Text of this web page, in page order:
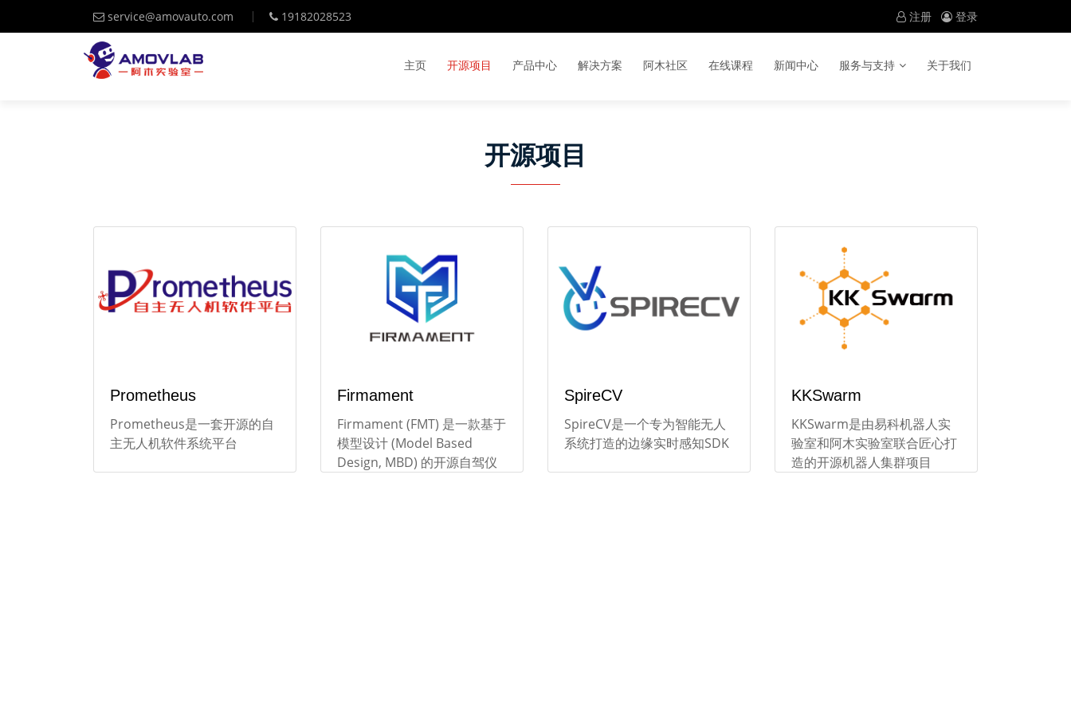
service@amovauto.com 19182028523 注册 登录
主页 开源项目 产品中心 解决方案 阿木社区 在线课程 新闻中心 服务与支持 关于我们
开源项目
Prometheus
Prometheus是一套开源的自
主无人机软件系统平台
Firmament
Firmament (FMT) 是一款基于
模型设计 (Model Based
Design, MBD) 的开源自驾仪
SpireCV
SpireCV是一个专为智能无人
系统打造的边缘实时感知SDK
KKSwarm
KKSwarm是由易科机器人实
验室和阿木实验室联合匠心打
造的开源机器人集群项目